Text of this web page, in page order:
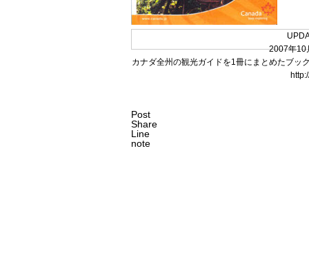
2007年
カナダ全州の観光ガイドを1冊にまとめたブ
Post
Share
Line
note